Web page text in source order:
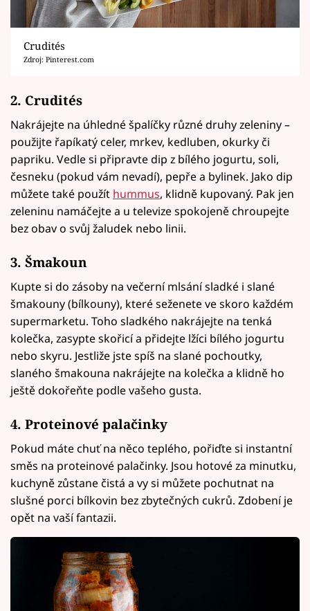
Crudités
Zdroj: Pinterest.com
2. Crudités
Nakrájejte na úhledné špalíčky různé druhy zeleniny –
použijte řapíkatý celer, mrkev, kedluben, okurky či
papriku. Vedle si připravte dip z bílého jogurtu, soli,
česneku (pokud vám nevadí), pepře a bylinek. Jako dip
můžete také použít hummus, klidně kupovaný. Pak jen
zeleninu namáčejte a u televize spokojeně chroupejte
bez obav o svůj žaludek nebo linii.
3. Šmakoun
Kupte si do zásoby na večerní mlsání sladké i slané
šmakouny (bílkouny), které seženete ve skoro každém
supermarketu. Toho sladkého nakrájejte na tenká
kolečka, zasypte skořicí a přidejte lžíci bílého jogurtu
nebo skyru. Jestliže jste spíš na slané pochoutky,
slaného šmakouna nakrájejte na kolečka a klidně ho
ještě dokořeňte podle vašeho gusta.
4. Proteinové palačinky
Pokud máte chuť na něco teplého, pořiďte si instantní
směs na proteinové palačinky. Jsou hotové za minutku,
kuchyně zůstane čistá a vy si můžete pochutnat na
slušné porci bílkovin bez zbytečných cukrů. Zdobení je
opět na vaší fantazii.